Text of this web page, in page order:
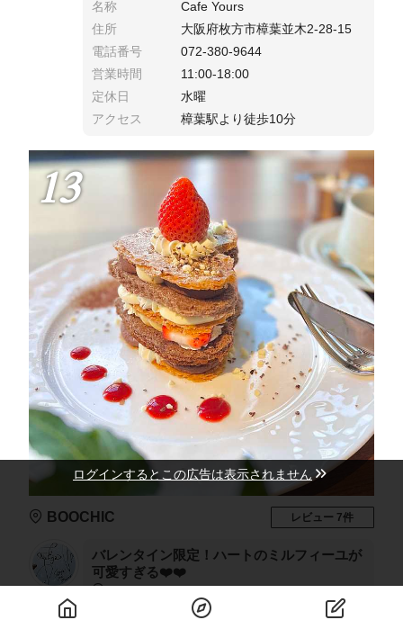
名称
Cafe Yours
住所
大阪府枚方市樟葉並木2-28-15
電話番号
072-380-9644
営業時間
11:00-18:00
定休日
水曜
アクセス
樟葉駅より徒歩10分
13
BOOCHIC レビュー 7件
バレンタイン限定！ハートのミルフィーユが
可愛すぎる❤️❤️
BOOCHIC
見て❤️影もハートになるよう撮ってみた❤️📱 バ
ログインするとこの広告は表示されません